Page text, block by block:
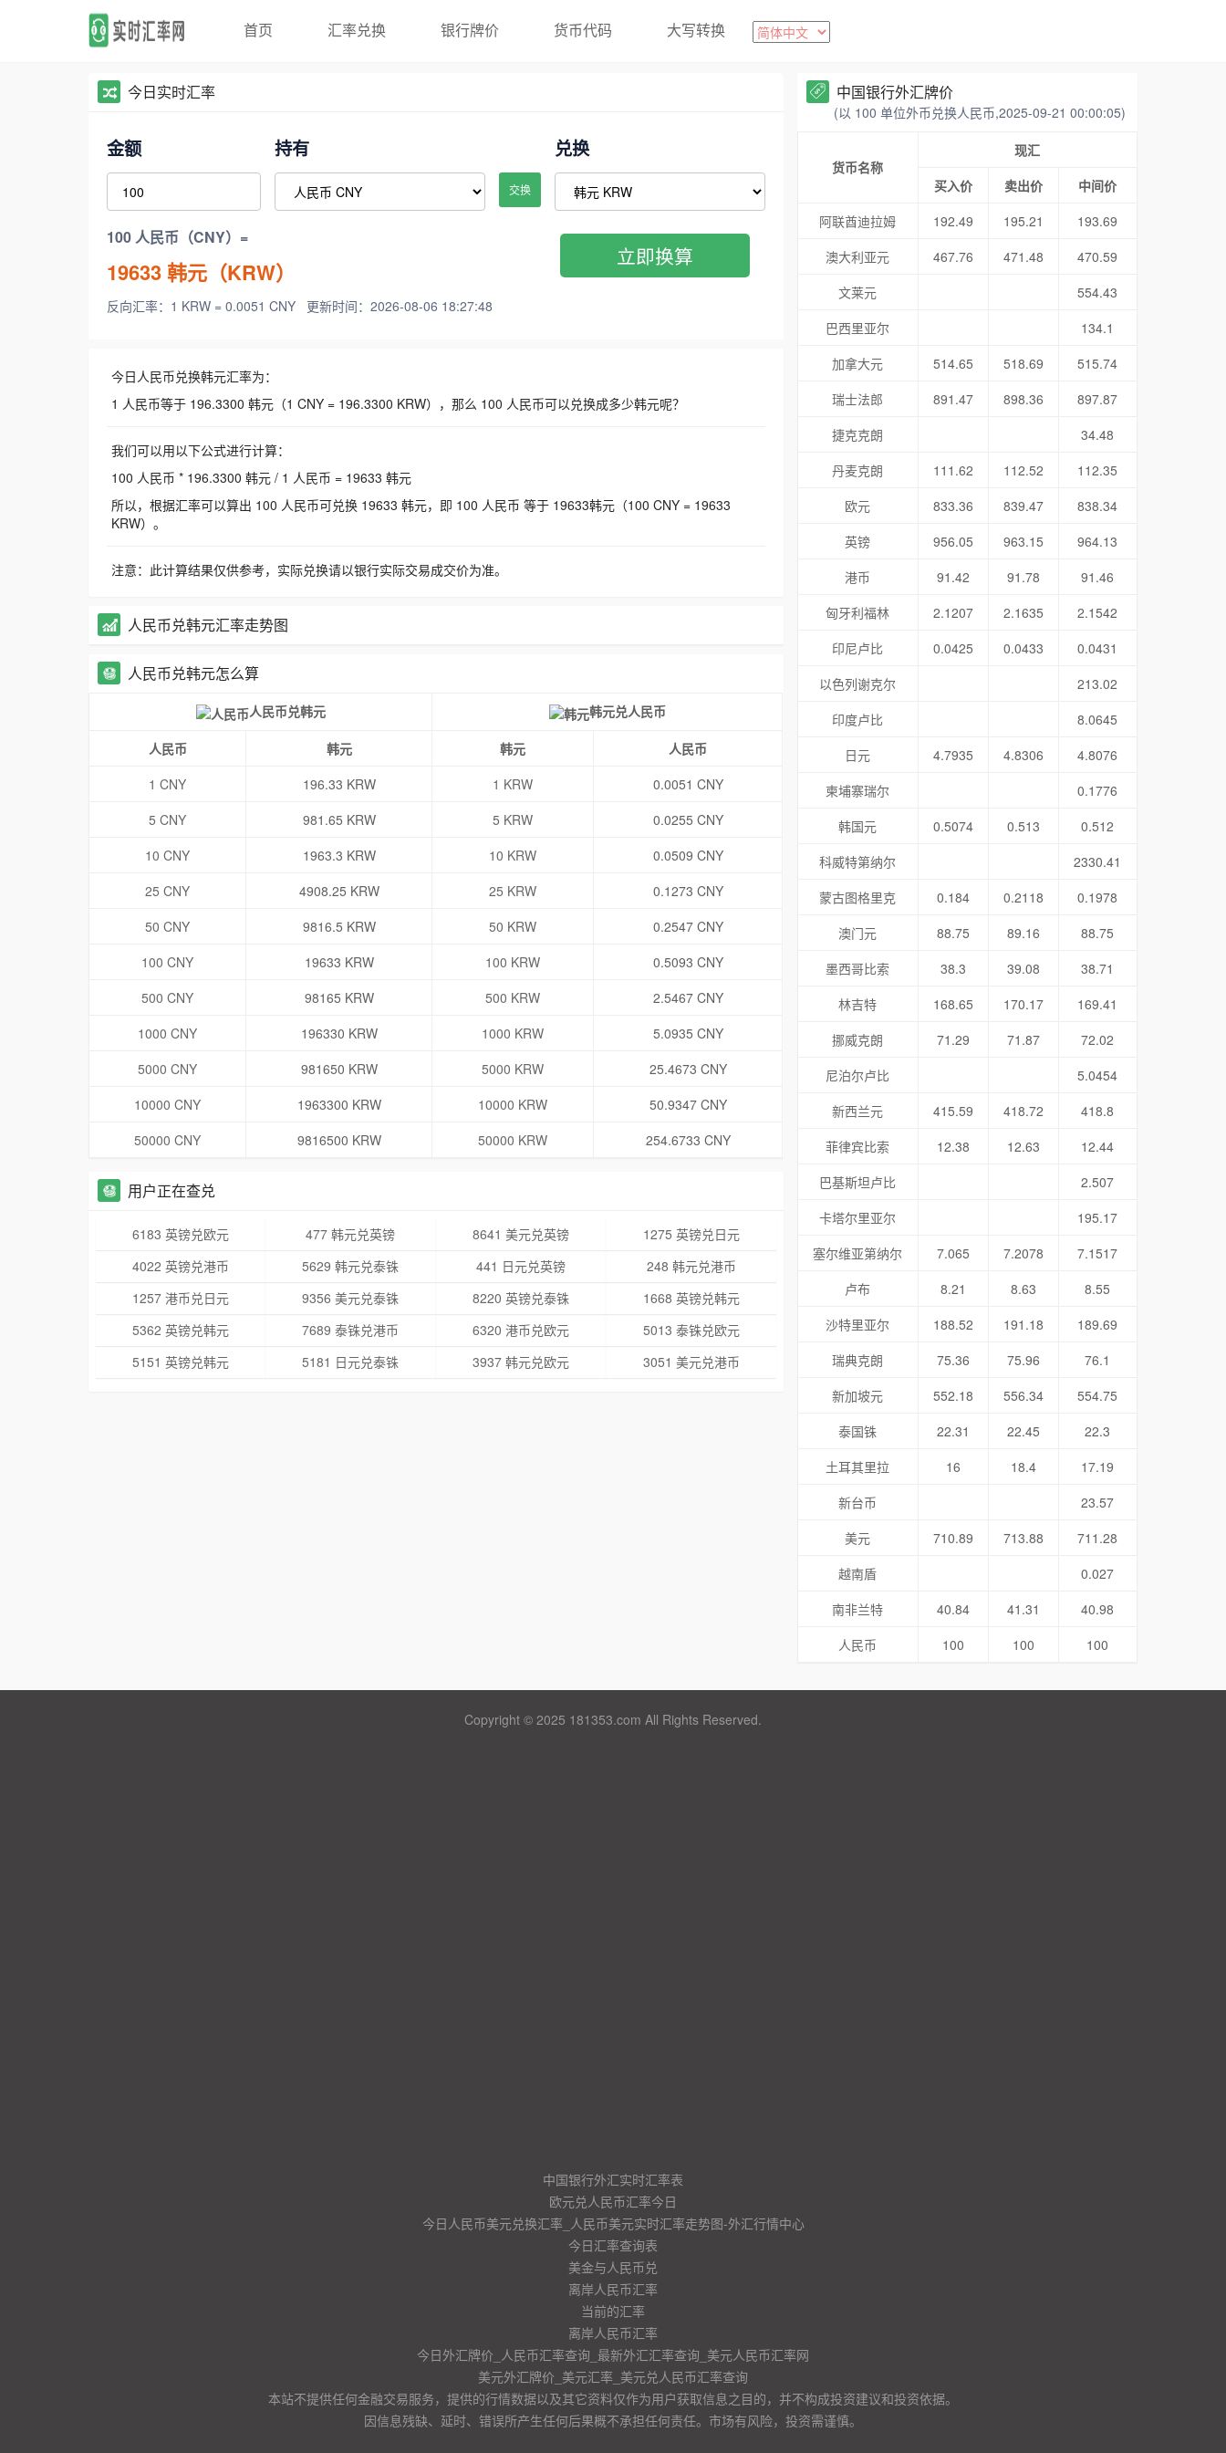
首页 汇率兑换 银行牌价 货币代码 大写转换
今日实时汇率
金额 持有
交换
兑换
100 人民币（CNY）=
19633韩元（KRW）
反向汇率：1 KRW = 0.0051 CNY 更新时间：2026-08-06 18:27:48
立即换算
今日人民币兑换韩元汇率为：
1 人民币等于 196.3300 韩元（1 CNY = 196.3300 KRW），那么 100 人民币可以兑换成多少韩元呢？
我们可以用以下公式进行计算：
100 人民币 * 196.3300 韩元 / 1 人民币 = 19633 韩元
所以，根据汇率可以算出 100 人民币可兑换 19633 韩元，即 100 人民币 等于 19633韩元（100 CNY = 19633
KRW）。
注意：此计算结果仅供参考，实际兑换请以银行实际交易成交价为准。
人民币兑韩元汇率走势图
人民币兑韩元怎么算
人民币兑韩元 韩元兑人民币
人民币 韩元 韩元
人民币
1 CNY
196.33 KRW 1 KRW
0.0051 CNY
5 CNY
981.65 KRW 5 KRW
0.0255 CNY
10 CNY
1963.3 KRW 10 KRW
0.0509 CNY
25 CNY
4908.25 KRW 25 KRW
0.1273 CNY
50 CNY
9816.5 KRW 50 KRW
0.2547 CNY
100 CNY
19633 KRW 100 KRW
0.5093 CNY
500 CNY
98165 KRW 500 KRW
2.5467 CNY
1000 CNY
196330 KRW 1000 KRW
5.0935 CNY
5000 CNY
981650 KRW 5000 KRW
25.4673 CNY
10000 CNY
1963300 KRW 10000 KRW
50.9347 CNY
50000 CNY
9816500 KRW 50000 KRW 254.6733 CNY
用户正在查兑
6183 英镑兑欧元 477 韩元兑英镑 8641 美元兑英镑
1275 英镑兑日元
4022 英镑兑港币
5629 韩元兑泰铢 441 日元兑英镑
248 韩元兑港币
1257 港币兑日元
9356 美元兑泰铢 8220 英镑兑泰铢
1668 英镑兑韩元
5362 英镑兑韩元
7689 泰铢兑港币 6320 港币兑欧元
5013 泰铢兑欧元
5151 英镑兑韩元
5181 日元兑泰铢 3937 韩元兑欧元 3051 美元兑港币
中国银行外汇牌价
(以 100 单位外币兑换人民币,2025-09-21 00:00:05)
货币名称
现汇
买入价
卖出价
中间价
阿联酋迪拉姆
192.49 195.21
193.69
澳大利亚元
467.76 471.48
470.59
文莱元
554.43
巴西里亚尔
134.1
加拿大元
514.65 518.69
515.74
瑞士法郎
891.47 898.36
897.87
捷克克朗
34.48
丹麦克朗
111.62 112.52
112.35
欧元
833.36 839.47
838.34
英镑
956.05 963.15
964.13
港币
91.42 91.78
91.46
匈牙利福林
2.1207 2.1635
2.1542
印尼卢比
0.0425 0.0433
0.0431
以色列谢克尔
213.02
印度卢比
8.0645
日元
4.7935 4.8306
4.8076
柬埔寨瑞尔
0.1776
韩国元
0.5074 0.513
0.512
科威特第纳尔
2330.41
蒙古图格里克
0.184 0.2118
0.1978
澳门元
88.75 89.16
88.75
墨西哥比索
38.3 39.08
38.71
林吉特
168.65 170.17
169.41
挪威克朗
71.29 71.87
72.02
尼泊尔卢比
5.0454
新西兰元
415.59 418.72
418.8
菲律宾比索
12.38 12.63
12.44
巴基斯坦卢比
2.507
卡塔尔里亚尔
195.17
塞尔维亚第纳尔
7.065 7.2078
7.1517
卢布
8.21 8.63
8.55
沙特里亚尔
188.52 191.18
189.69
瑞典克朗
75.36 75.96
76.1
新加坡元
552.18 556.34
554.75
泰国铢
22.31 22.45
22.3
土耳其里拉
16 18.4
17.19
新台币
23.57
美元
710.89 713.88
711.28
越南盾
0.027
南非兰特
40.84 41.31
40.98
人民币
100 100 100
Copyright © 2025 181353.com All Rights Reserved.
中国银行外汇实时汇率表
欧元兑人民币汇率今日
今日人民币美元兑换汇率_人民币美元实时汇率走势图-外汇行情中心
今日汇率查询表
美金与人民币兑
离岸人民币汇率
当前的汇率
离岸人民币汇率
今日外汇牌价_人民币汇率查询_最新外汇汇率查询_美元人民币汇率网
美元外汇牌价_美元汇率_美元兑人民币汇率查询
本站不提供任何金融交易服务，提供的行情数据以及其它资料仅作为用户获取信息之目的，并不构成投资建议和投资依据。
因信息残缺、延时、错误所产生任何后果概不承担任何责任。市场有风险，投资需谨慎。